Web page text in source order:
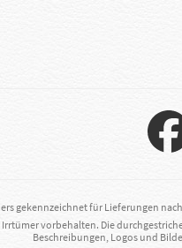
gekennzeichnet für Lieferungen
Irrtümer vorbehalten. Die
Beschreibungen, Logos und